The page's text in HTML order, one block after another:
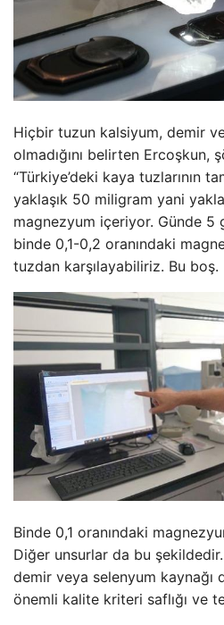
Hiçbir tuzun kalsiyum, demir
olmadığını belirten Ercoşkun,
“Türkiye’deki kaya tuzlarının
yaklaşık 50 miligram yani
magnezyum içeriyor. Günde 5
binde 0,1-0,2 oranındaki
tuzdan karşılayabiliriz. Bu boş.
Binde 0,1 oranındaki
Diğer unsurlar da bu
demir veya selenyum kaynağı
önemli kalite kriteri saflığı ve